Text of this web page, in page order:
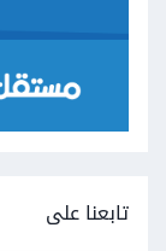
تابعنا على